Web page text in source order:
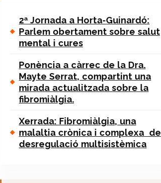
2ª Jornada a Horta-Guinardó:
Parlem obertament sobre salut
mental i cures
Ponència a càrrec de la Dra.
Mayte Serrat, compartint una
mirada actualitzada sobre la
fibromiàlgia.
Xerrada: Fibromiàlgia, una
malaltia crònica i complexa de
desregulació multisistèmica